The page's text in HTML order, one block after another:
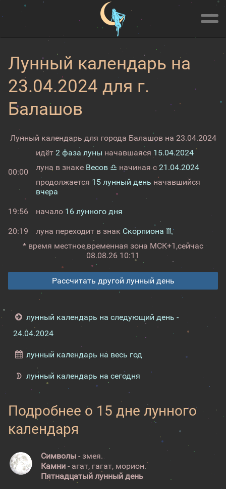
Лунный календарь на
23.04.2024 для г.
Балашов
Лунный календарь для города Балашов на 23.04.2024
00:00
идёт 2 фаза луны начавшаяся 15.04.2024
луна в знаке Весов ♎ начиная с 21.04.2024
продолжается 15 лунный день начавшийся
вчера
19:56 начало 16 лунного дня
20:19 луна переходит в знак Скорпиона ♏
* время местное,временная зона МСК+1,сейчас
08.08.26 10:11
Рассчитать другой лунный день
лунный календарь на следующий день -
24.04.2024
лунный календарь на весь год
лунный календарь на сегодня
Подробнее о 15 дне лунного
календаря
Символы - змея.
Камни - агат, гагат, морион.
Пятнадцатый лунный день